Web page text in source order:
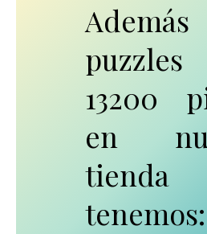
13200
en
tienda
tenemos: